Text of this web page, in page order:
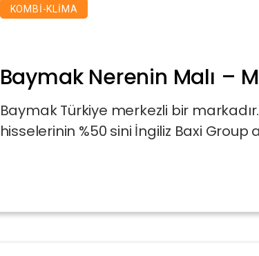
KOMBI-KLIMA
Baymak Nerenin Malı –
Baymak Türkiye merkezli bir
hisselerinin %50 sini İngiliz Baxi Group